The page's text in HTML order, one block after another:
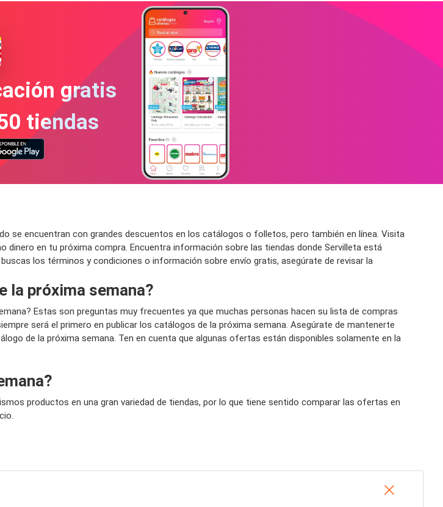
gratis
tiendas
se encuentran con grandes descuentos en los catálogos o folletos, pero también en línea. Visita
en tu próxima compra. Encuentra información sobre las tiendas donde Servilleta está
los términos y condiciones o información sobre envío gratis, asegúrate de revisar la
la próxima semana?
Estas son preguntas muy frecuentes ya que muchas personas hacen su lista de compras
será el primero en publicar los catálogos de la próxima semana. Asegúrate de mantenerte
de la próxima semana. Ten en cuenta que algunas ofertas están disponibles solamente en la
productos en una gran variedad de tiendas, por lo que tiene sentido comparar las ofertas en